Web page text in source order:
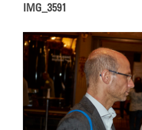
IMG_3591